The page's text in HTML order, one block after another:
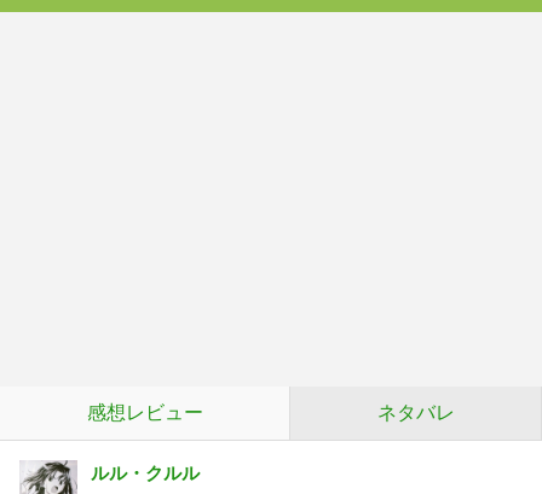
感想レビュー ネタバレ
ルル・クルル